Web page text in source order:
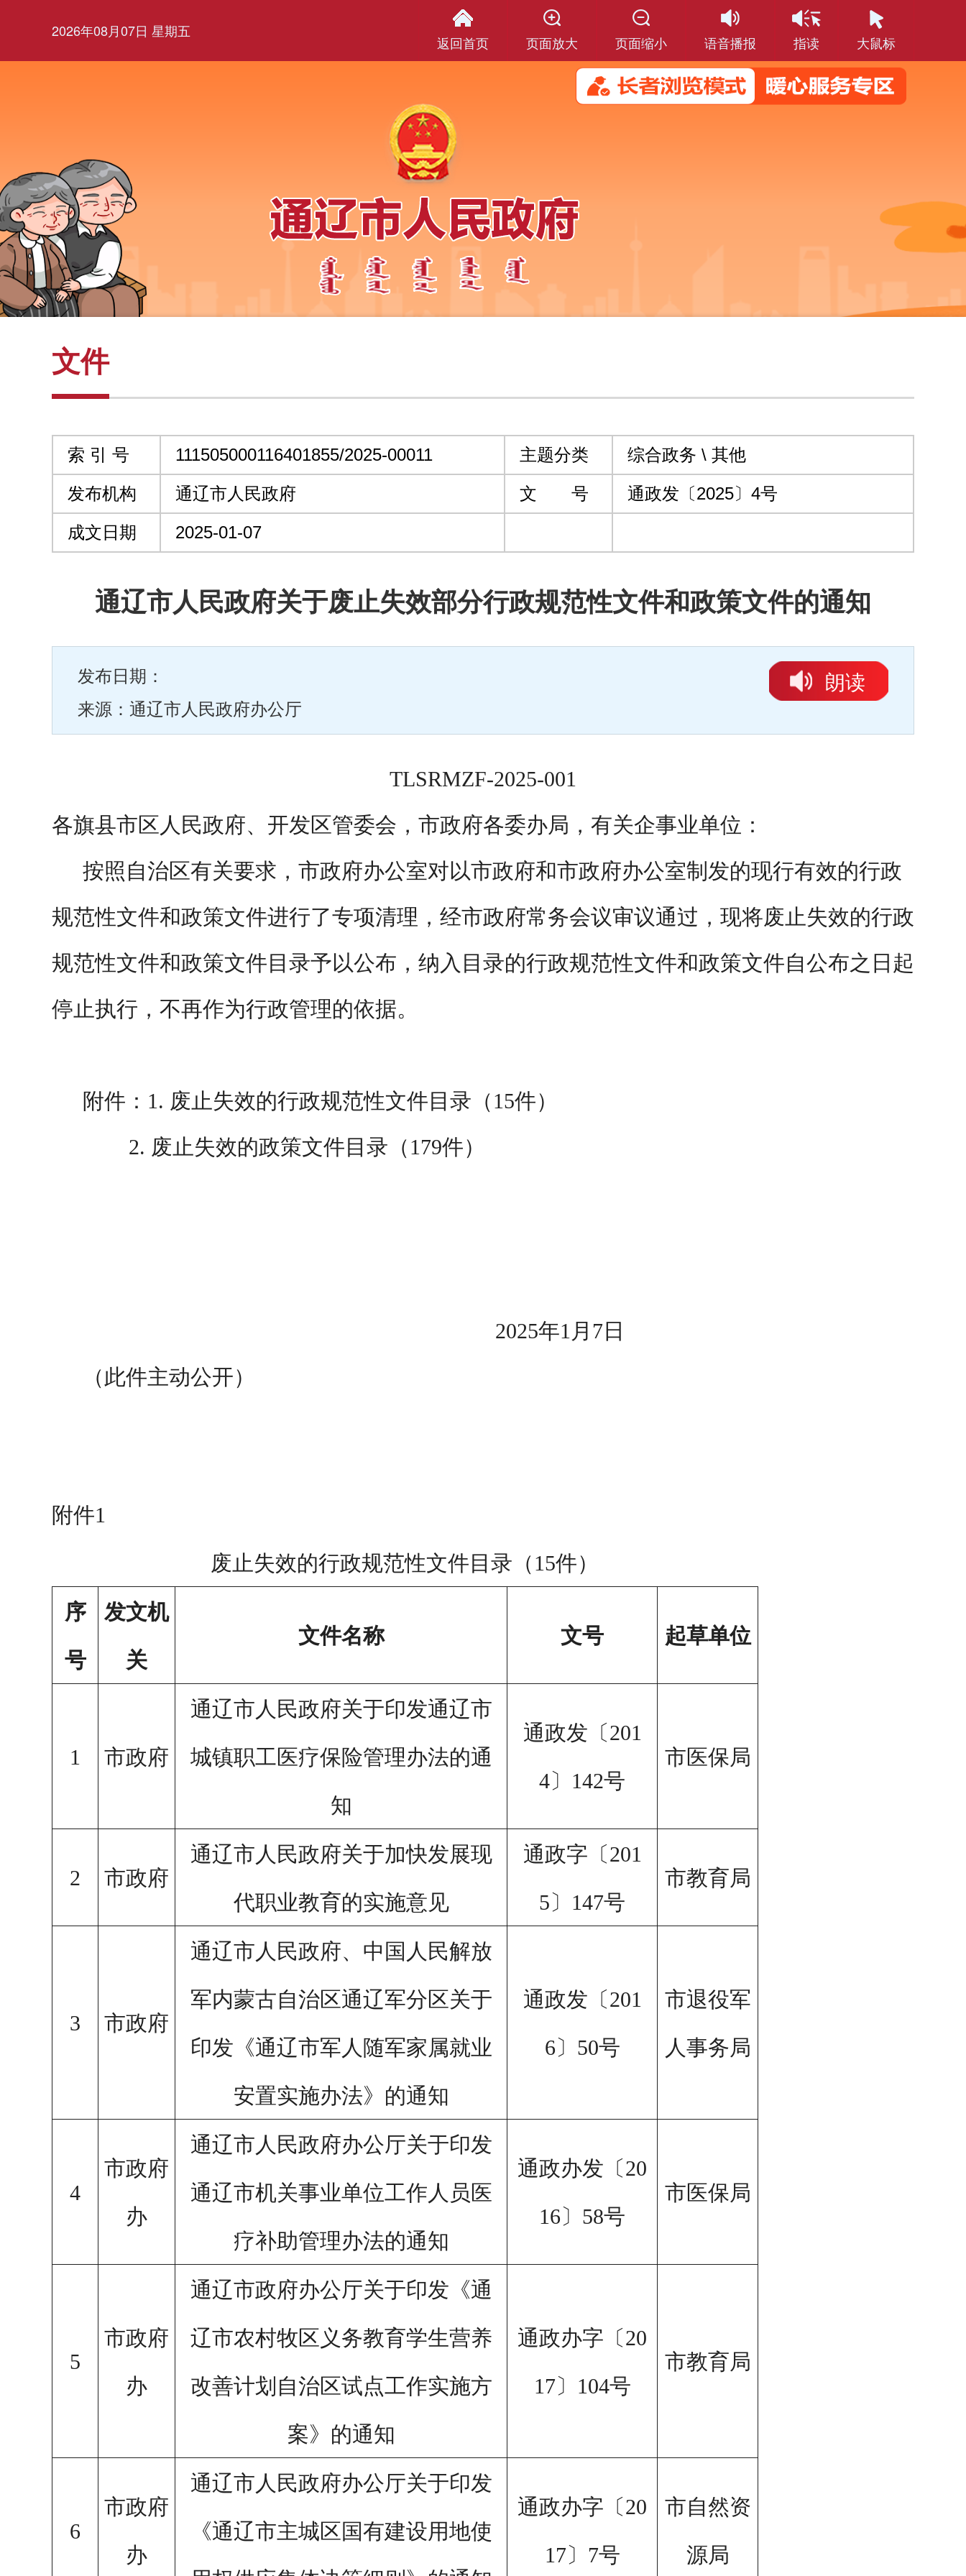
2026年08月07日 星期五
返回首页 页面放大 页面缩小 语音播报 指读 大鼠标
文件
索 引 号 111505000116401855/2025-00011 主题分类
综合政务 \ 其他
发布机构
通辽市人民政府 文 号
通政发〔2025〕4号
成文日期
2025-01-07
通辽市人民政府关于废止失效部分行政规范性文件和政策文件的通知
发布日期：
来源：通辽市人民政府办公厅
朗读
TLSRMZF-2025-001
各旗县市区人民政府、开发区管委会，市政府各委办局，有关企事业单位：
按照自治区有关要求，市政府办公室对以市政府和市政府办公室制发的现行有效的行政
规范性文件和政策文件进行了专项清理，经市政府常务会议审议通过，现将废止失效的行政
规范性文件和政策文件目录予以公布，纳入目录的行政规范性文件和政策文件自公布之日起
停止执行，不再作为行政管理的依据。
附件： 1. 废止失效的行政规范性文件目录（15件）
2. 废止失效的政策文件目录（179件）
2025年1 月 7日
（此件主动公开）
附件1
废止失效的行政规范性文件目录（15件）
序
号
发文机
关
文件名称 文号 起草单位
1 市政府
通辽市人民政府关于印发通辽市
城镇职工医疗保险管理办法的通
知
通政发〔 201
4〕 142号
市医保局
2 市政府
通辽市人民政府关于加快发展现
代职业教育的实施意见
通政字〔 201
5 〕 147号
市教育局
3 市政府
通辽市人民政府、中国人民解放
军内蒙古自治区通辽军分区关于
印发《通辽市军人随军家属就业
安置实施办法》的通知
通政发〔 201
6 〕 50号
市退役军
人事务局
4
市政府
办
通辽市人民政府办公厅关于印发
通辽市机关事业单位工作人员医
疗补助管理办法的通知
通政办发〔 20
16 〕 58号
市医保局
5
市政府
办
通辽市政府办公厅关于印发《通
辽市农村牧区义务教育学生营养
改善计划自治区试点工作实施方
案》的通知
通政办字〔 20
17〕 104号
市教育局
6
市政府
办
通辽市人民政府办公厅关于印发
《通辽市主城区国有建设用地使
通政办字〔 20
17〕 7号
市自然资
源局